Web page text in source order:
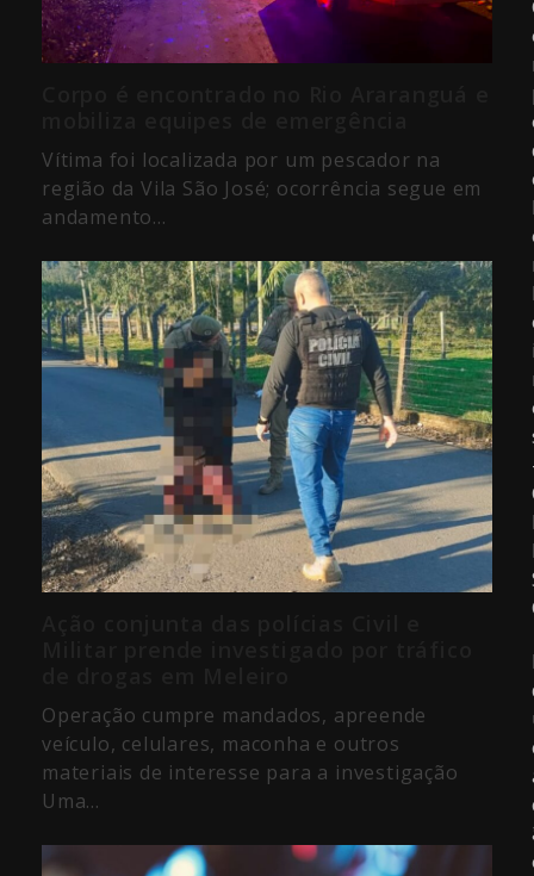
Vítima foi localizada por um pescador na
região da Vila São José; ocorrência segue em
andamento…
Operação cumpre mandados, apreende
veículo, celulares, maconha e outros
materiais de interesse para a investigação
Uma…